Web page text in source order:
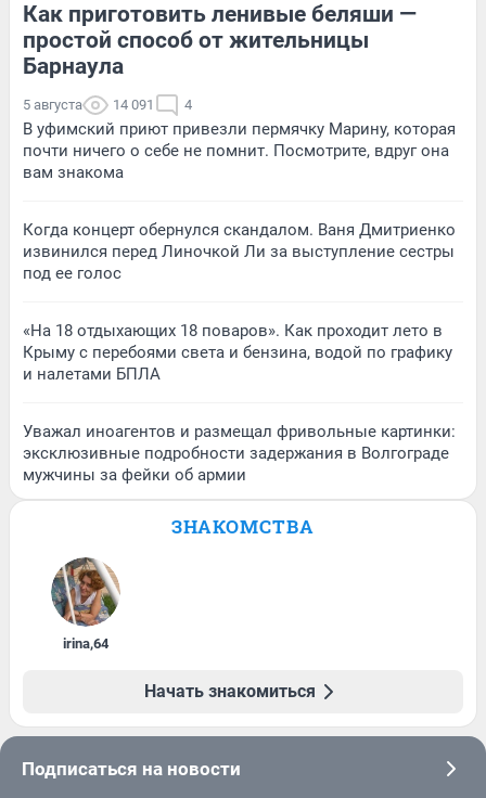
Как приготовить ленивые беляши —
простой способ от жительницы
Барнаула
5 августа 14 091 4
В уфимский приют привезли пермячку Марину, которая
почти ничего о себе не помнит. Посмотрите, вдруг она
вам знакома
Когда концерт обернулся скандалом. Ваня Дмитриенко
извинился перед Линочкой Ли за выступление сестры
под ее голос
«На 18 отдыхающих 18 поваров». Как проходит лето в
Крыму с перебоями света и бензина, водой по графику
и налетами БПЛА
Уважал иноагентов и размещал фривольные картинки:
эксклюзивные подробности задержания в Волгограде
мужчины за фейки об армии
ЗНАКОМСТВА
irina,64
Начать знакомиться
Подписаться на новости